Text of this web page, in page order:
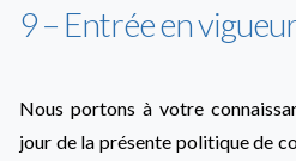
9 – Entrée en
Nous portons à votre
jour de la présente politique de